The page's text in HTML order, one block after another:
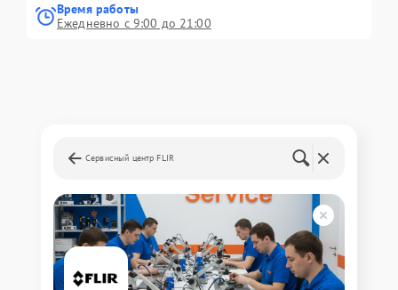
Время работы
Ежедневно с 9:00 до 21:00
Сервисный центр FLIR